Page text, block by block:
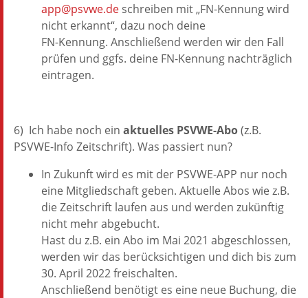
app@psvwe.de schreiben mit „FN-Kennung wird
nicht erkannt“, dazu noch deine
FN-Kennung. Anschließend werden wir den Fall
prüfen und ggfs. deine FN-Kennung nachträglich
eintragen.
6) Ich habe noch ein aktuelles PSVWE-Abo(z.B.
PSVWE-Info Zeitschrift). Was passiert nun?
In Zukunft wird es mit der PSVWE-APP nur noch
eine Mitgliedschaft geben. Aktuelle Abos wie z.B.
die Zeitschrift laufen aus und werden zukünftig
nicht mehr abgebucht.
Hast du z.B. ein Abo im Mai 2021 abgeschlossen,
werden wir das berücksichtigen und dich bis zum
30. April 2022 freischalten.
Anschließend benötigt es eine neue Buchung, die